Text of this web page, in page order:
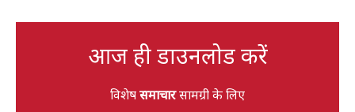
आज ही डाउनलोड करें
विशेषसमाचारसामग्री के लिए